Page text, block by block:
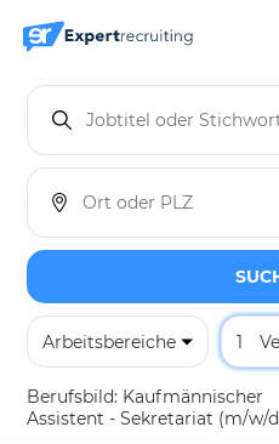
Arbeitsbereiche 1
Berufsbild: Kaufmännischer
Assistent - Sekretariat (m/w/